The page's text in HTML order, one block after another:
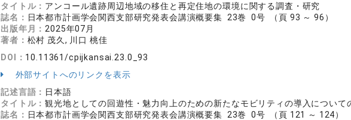
タイトル： アンコール遺跡周辺地域の移住と再定住地の環境に関する調査・研究
誌名： 日本都市計画学会関西支部研究発表会講演概要集 23巻 0号 （頁 93 ～ 96）
出版年月： 2025年07月
著者： 松村 茂久, 川口 桃佳
DOI： 10.11361/cpijkansai.23.0_93
外部サイトへのリンクを表示
記述言語： 日本語
タイトル：観光地としての回遊性・魅力向上のための新たなモビリティの導入について
誌名： 日本都市計画学会関西支部研究発表会講演概要集 23巻 0号 （頁 121 ～ 124）